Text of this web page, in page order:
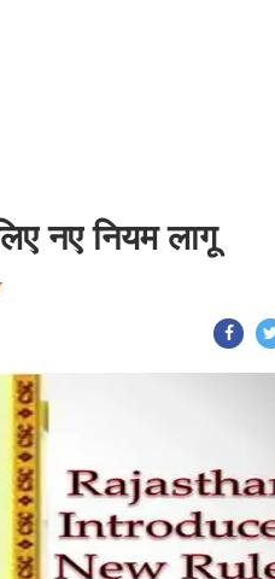
नए नियम लागू